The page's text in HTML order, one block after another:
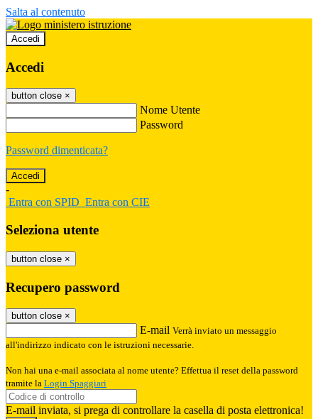
Salta al contenuto
Accedi
Accedi
button close ×
Nome Utente
Password
Password dimenticata?
-
Entra con SPID Entra con CIE
Seleziona utente
button close ×
Recupero password
button close ×
E-mail Verrà inviato un messaggio
all'indirizzo indicato con le istruzioni necessarie.
Non hai una e-mail associata al nome utente? Effettua il reset della password
tramite la Login Spaggiari
E-mail inviata, si prega di controllare la casella di posta elettronica!